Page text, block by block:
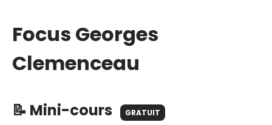
Focus Georges
Clemenceau
📝 Mini-cours GRATUIT